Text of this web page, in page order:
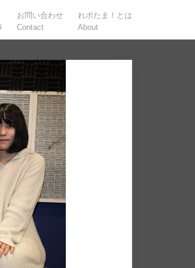
お問い合わせ
Contact
れポたま！とは
About